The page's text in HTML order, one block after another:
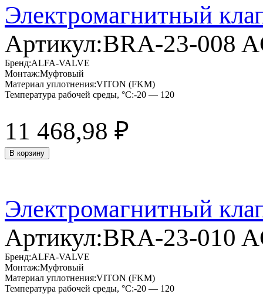
Электромагнитный
Артикул:BRA-23-008
Бренд:ALFA-VALVE
Монтаж:Муфтовый
Материал уплотнения:VITON (FKM)
Температура рабочей среды, °C:-20 — 120
11 468,98 ₽
В корзину
Электромагнитный
Артикул:BRA-23-010
Бренд:ALFA-VALVE
Монтаж:Муфтовый
Материал уплотнения:VITON (FKM)
Температура рабочей среды, °C:-20 — 120